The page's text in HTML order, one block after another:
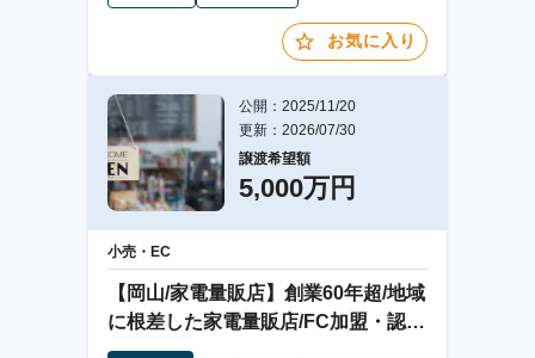
お気に入り
公開：2025/11/20
更新：2026/07/30
譲渡希望額
5,000万円
小売・EC
【岡山/家電量販店】創業60年超/地域
に根差した家電量販店/FC加盟・認知
度高い